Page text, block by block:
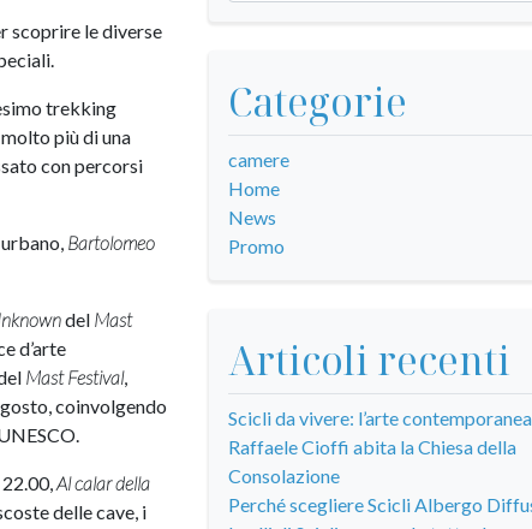
scoprire le diverse
trekking
più di una
con percorsi
Bartolomeo
del Mast
d’arte
Mast Festival,
coinvolgendo
Al calar della
delle cave, i
Categorie
camere
Home
News
Promo
Articoli recenti
Scicli da vivere: l’arte
Raffaele Cioffi abita la Chiesa della
Consolazione
Perché scegliere Scicli Albergo